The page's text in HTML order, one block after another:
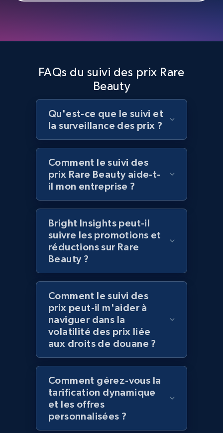
specified UPC
Sku, Product id, Product name, Manufacturer,
and more.
specific category URL
URL, Domain, Country code, Model number,
Sku, Product id, Product name, Manufacturer,
355+ Commencer
Amazon products global dataset
Title, Seller name, Brand, Description, Initial
price, Currency, Availability, Reviews count, and
2.1K+ 375+ Commencer
Amazon products global dataset - Collects
products by specific category URL
Title, Seller name, Brand, Description, Initial
FAQs du suivi des prix Rare
Beauty
Qu'est-ce que le suivi et
la surveillance des prix ?
Comment le suivi des
prix Rare Beauty aide-t-
il mon entreprise ?
Bright Insights peut-il
suivre les promotions et
réductions sur Rare
Beauty ?
Comment le suivi des
prix peut-il m'aider à
naviguer dans la
volatilité des prix liée
aux droits de douane ?
Comment gérez-vous la
tarification dynamique
et les offres
personnalisées ?